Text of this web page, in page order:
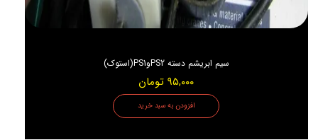
سیم ابریشم دسته PS2وPS1(استوک)
۹۵,۰۰۰ تومان
افزودن به سبد خرید